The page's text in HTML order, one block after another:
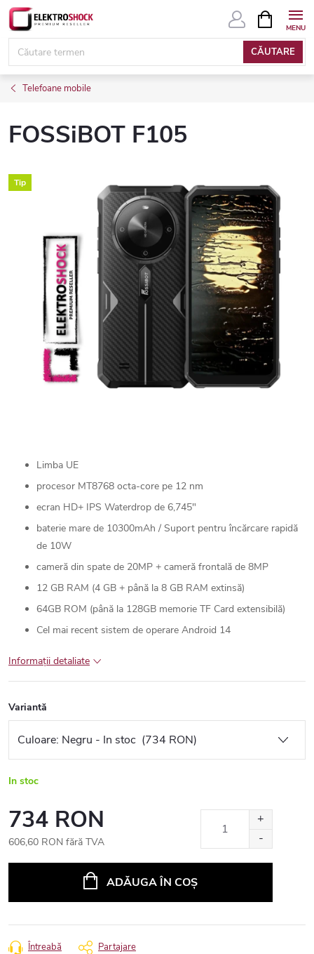
Treci
conținut
CĂUTARE
COŞ
DE
Telefoane mobile
FOSSiBOT F105
Tip
Limba UE
procesor MT8768 octa-core pe 12 nm
ecran HD+ IPS Waterdrop de 6,745"
baterie mare de 10300mAh / Suport pentru încărcare rapidă
de 10W
cameră din spate de 20MP + cameră frontală de 8MP
12 GB RAM (4 GB + până la 8 GB RAM extinsă)
64GB ROM (până la 128GB memorie TF Card extensibilă)
Cel mai recent sistem de operare Android 14
Informaţii detaliate
Variantă
In stoc
734 RON
606,60 RON fără TVA
ADĂUGA ÎN COŞ
Întreabă Partajare